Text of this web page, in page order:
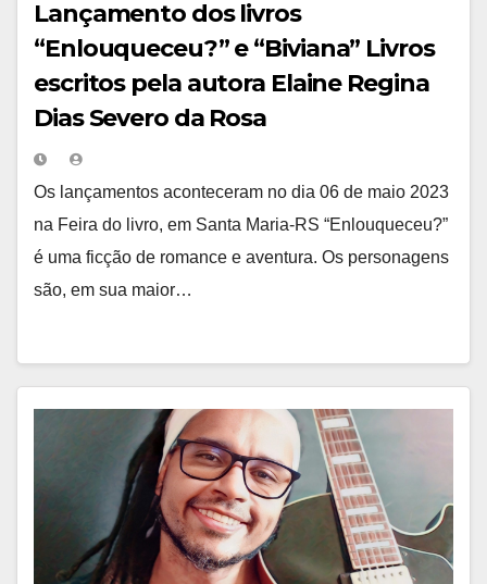
Lançamento dos livros
“Enlouqueceu?” e “Biviana” Livros
escritos pela autora Elaine Regina
Dias Severo da Rosa
Os lançamentos aconteceram no dia 06 de maio 2023
na Feira do livro, em Santa Maria-RS “Enlouqueceu?”
é uma ficção de romance e aventura. Os personagens
são, em sua maior…